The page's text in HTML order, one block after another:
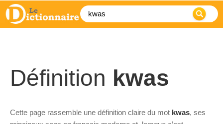
Définition kwas
Cette page rassemble une définition claire du mot kwas, ses